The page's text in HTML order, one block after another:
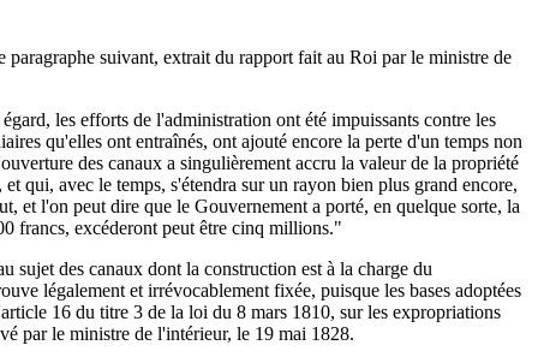
suivant, extrait du rapport fait au Roi par le ministre de
les efforts de l'administration ont été impuissants contre les
qu'elles ont entraînés, ont ajouté encore la perte d'un temps non
des canaux a singulièrement accru la valeur de la propriété
qui, avec le temps, s'étendra sur un rayon bien plus grand encore,
et l'on peut dire que le Gouvernement a porté, en quelque sorte, la
francs, excéderont peut être cinq millions."
sujet des canaux dont la construction est à la charge du
légalement et irrévocablement fixée, puisque les bases adoptées
16 du titre 3 de la loi du 8 mars 1810, sur les expropriations
par le ministre de l'intérieur, le 19 mai 1828.